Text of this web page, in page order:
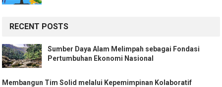
RECENT POSTS
Sumber Daya Alam Melimpah sebagai Fondasi
Pertumbuhan Ekonomi Nasional
Membangun Tim Solid melalui Kepemimpinan Kolaboratif